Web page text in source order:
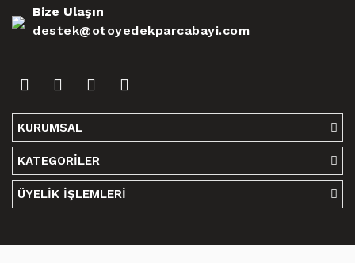
Bize Ulaşın
destek@otoyedekparcabayi.com
KURUMSAL
KATEGORİLER
ÜYELİK İŞLEMLERİ